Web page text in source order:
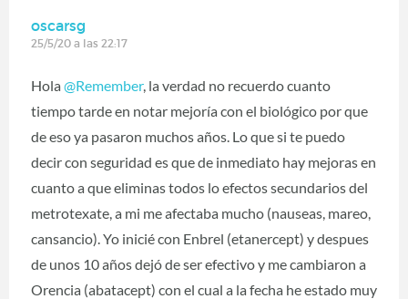
oscarsg
25/5/20 a las 22:17
Hola @Remember‍, la verdad no recuerdo cuanto
tiempo tarde en notar mejoría con el biológico por que
de eso ya pasaron muchos años. Lo que si te puedo
decir con seguridad es que de inmediato hay mejoras en
cuanto a que eliminas todos lo efectos secundarios del
metrotexate, a mi me afectaba mucho (nauseas, mareo,
cansancio). Yo inicié con Enbrel (etanercept) y despues
de unos 10 años dejó de ser efectivo y me cambiaron a
Orencia (abatacept) con el cual a la fecha he estado muy